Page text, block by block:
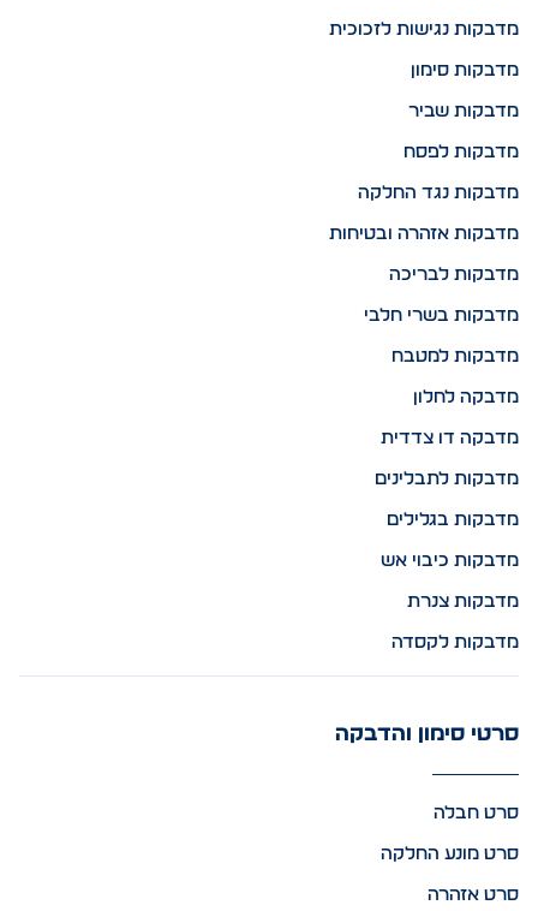
מדבקות נגישות לזכוכית
מדבקות סימון
מדבקות שביר
מדבקות לפסח
מדבקות נגד החלקה
מדבקות אזהרה ובטיחות
מדבקות לבריכה
מדבקות בשרי חלבי
מדבקות למטבח
מדבקה לחלון
מדבקה דו צדדית
מדבקות לתבלינים
מדבקות בגלילים
מדבקות כיבוי אש
מדבקות צנרת
מדבקות לקסדה
סרטי סימון והדבקה
סרט חבלה
סרט מונע החלקה
סרט אזהרה